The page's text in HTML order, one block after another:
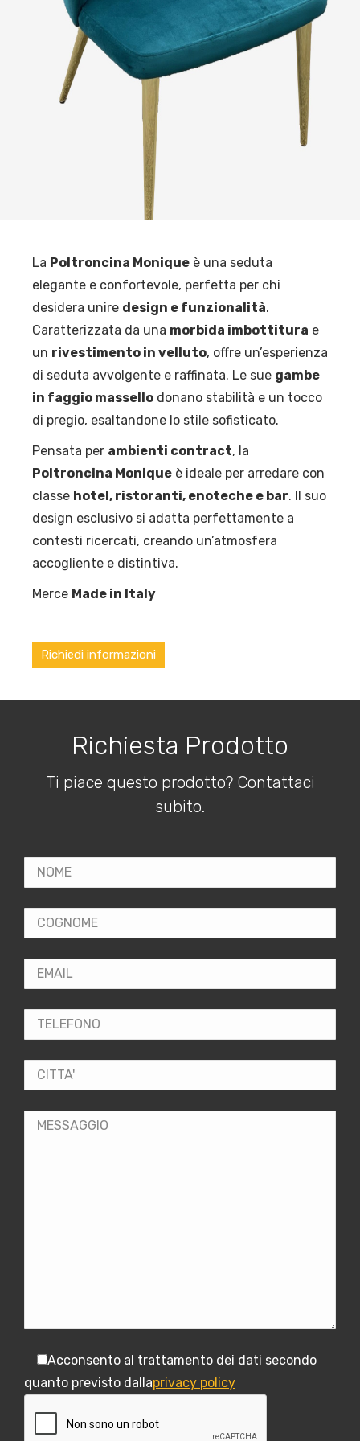
La Poltroncina Monique è una seduta
elegante e confortevole, perfetta per chi
desidera unire design e funzionalità.
Caratterizzata da una morbida imbottitura e
un rivestimento in velluto, offre un’esperienza
di seduta avvolgente e raffinata. Le sue gambe
in faggio massello donano stabilità e un tocco
di pregio, esaltandone lo stile sofisticato.
Pensata per ambienti contract, la
Poltroncina Monique è ideale per arredare con
classe hotel, ristoranti, enoteche e bar. Il suo
design esclusivo si adatta perfettamente a
contesti ricercati, creando un’atmosfera
accogliente e distintiva.
Merce Made in Italy
Richiedi informazioni
Richiesta Prodotto
Ti piace questo prodotto? Contattaci
subito.
Acconsento al trattamento dei dati secondo
quanto previsto dallaprivacy policy